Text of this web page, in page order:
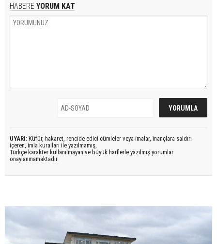
HABERE YORUM KAT
UYARI: Küfür, hakaret, rencide edici cümleler veya imalar, inançlara saldırı
içeren, imla kuralları ile yazılmamış,
Türkçe karakter kullanılmayan ve büyük harflerle yazılmış yorumlar
onaylanmamaktadır.